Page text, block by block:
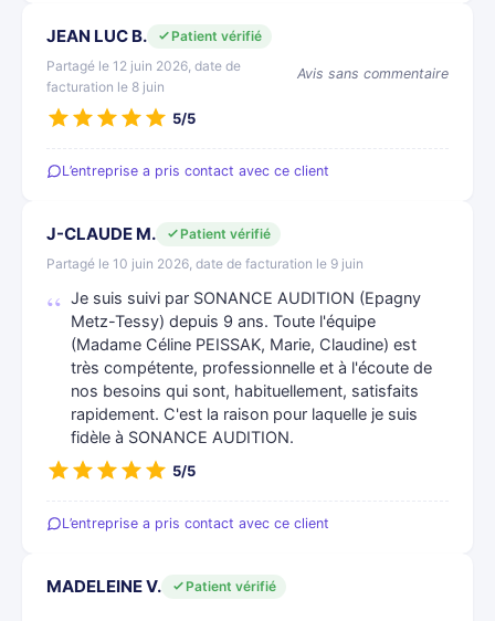
JEAN LUC B.
Patient vérifié
Partagé le 12 juin 2026, date de
facturation le 8 juin
Avis sans commentaire
5/5
L’entreprise a pris contact avec ce client
J-CLAUDE M.
Patient vérifié
Partagé le 10 juin 2026, date de facturation le 9 juin
Je suis suivi par SONANCE AUDITION (Epagny
Metz-Tessy) depuis 9 ans. Toute l'équipe
(Madame Céline PEISSAK, Marie, Claudine) est
très compétente, professionnelle et à l'écoute de
nos besoins qui sont, habituellement, satisfaits
rapidement. C'est la raison pour laquelle je suis
fidèle à SONANCE AUDITION.
5/5
L’entreprise a pris contact avec ce client
MADELEINE V. Patient vérifié